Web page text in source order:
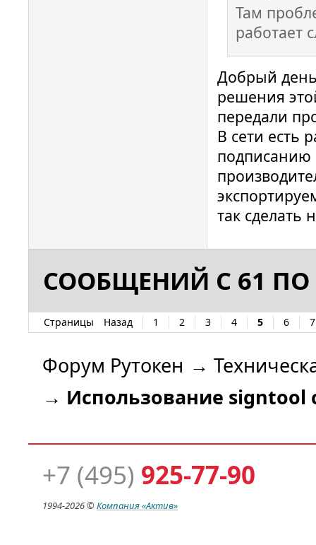
Там
работает
Добрый
решения
передали
В сети есть
подписанию
так сделать
СООБЩЕНИЙ С 61 ПО
Страницы Назад 1 2 3 4 5 6 7
Форум Рутокен →
→ Использование signtool
+7 (495) 925-77-90
1994-2026 ©Компания«Актив»